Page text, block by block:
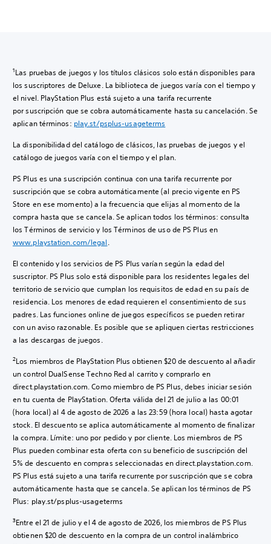
1Las pruebas de juegos y los títulos clásicos solo están disponibles para
los suscriptores de Deluxe. La biblioteca de juegos varía con el tiempo y
el nivel. PlayStation Plus está sujeto a una tarifa recurrente
por suscripción que se cobra automáticamente hasta su cancelación. Se
aplican términos: play.st/psplus-usageterms
La disponibilidad del catálogo de clásicos, las pruebas de juegos y el
catálogo de juegos varía con el tiempo y el plan.
PS Plus es una suscripción continua con una tarifa recurrente por
suscripción que se cobra automáticamente (al precio vigente en PS
Store en ese momento) a la frecuencia que elijas al momento de la
compra hasta que se cancela. Se aplican todos los términos: consulta
los Términos de servicio y los Términos de uso de PS Plus en
www.playstation.com/legal.
El contenido y los servicios de PS Plus varían según la edad del
suscriptor. PS Plus solo está disponible para los residentes legales del
territorio de servicio que cumplan los requisitos de edad en su país de
residencia. Los menores de edad requieren el consentimiento de sus
padres. Las funciones online de juegos específicos se pueden retirar
con un aviso razonable. Es posible que se apliquen ciertas restricciones
a las descargas de juegos.
2Los miembros de PlayStation Plus obtienen $20 de descuento al añadir
un control DualSense Techno Red al carrito y comprarlo en
direct.playstation.com. Como miembro de PS Plus, debes iniciar sesión
en tu cuenta de PlayStation. Oferta válida del 21 de julio a las 00:01
(hora local) al 4 de agosto de 2026 a las 23:59 (hora local) hasta agotar
stock. El descuento se aplica automáticamente al momento de finalizar
la compra. Límite: uno por pedido y por cliente. Los miembros de PS
Plus pueden combinar esta oferta con su beneficio de suscripción del
5% de descuento en compras seleccionadas en direct.playstation.com.
PS Plus está sujeto a una tarifa recurrente por suscripción que se cobra
automáticamente hasta que se cancela. Se aplican los términos de PS
Plus: play.st/psplus-usageterms
3Entre el 21 de julio y el 4 de agosto de 2026, los miembros de PS Plus
obtienen $20 de descuento en la compra de un control inalámbrico